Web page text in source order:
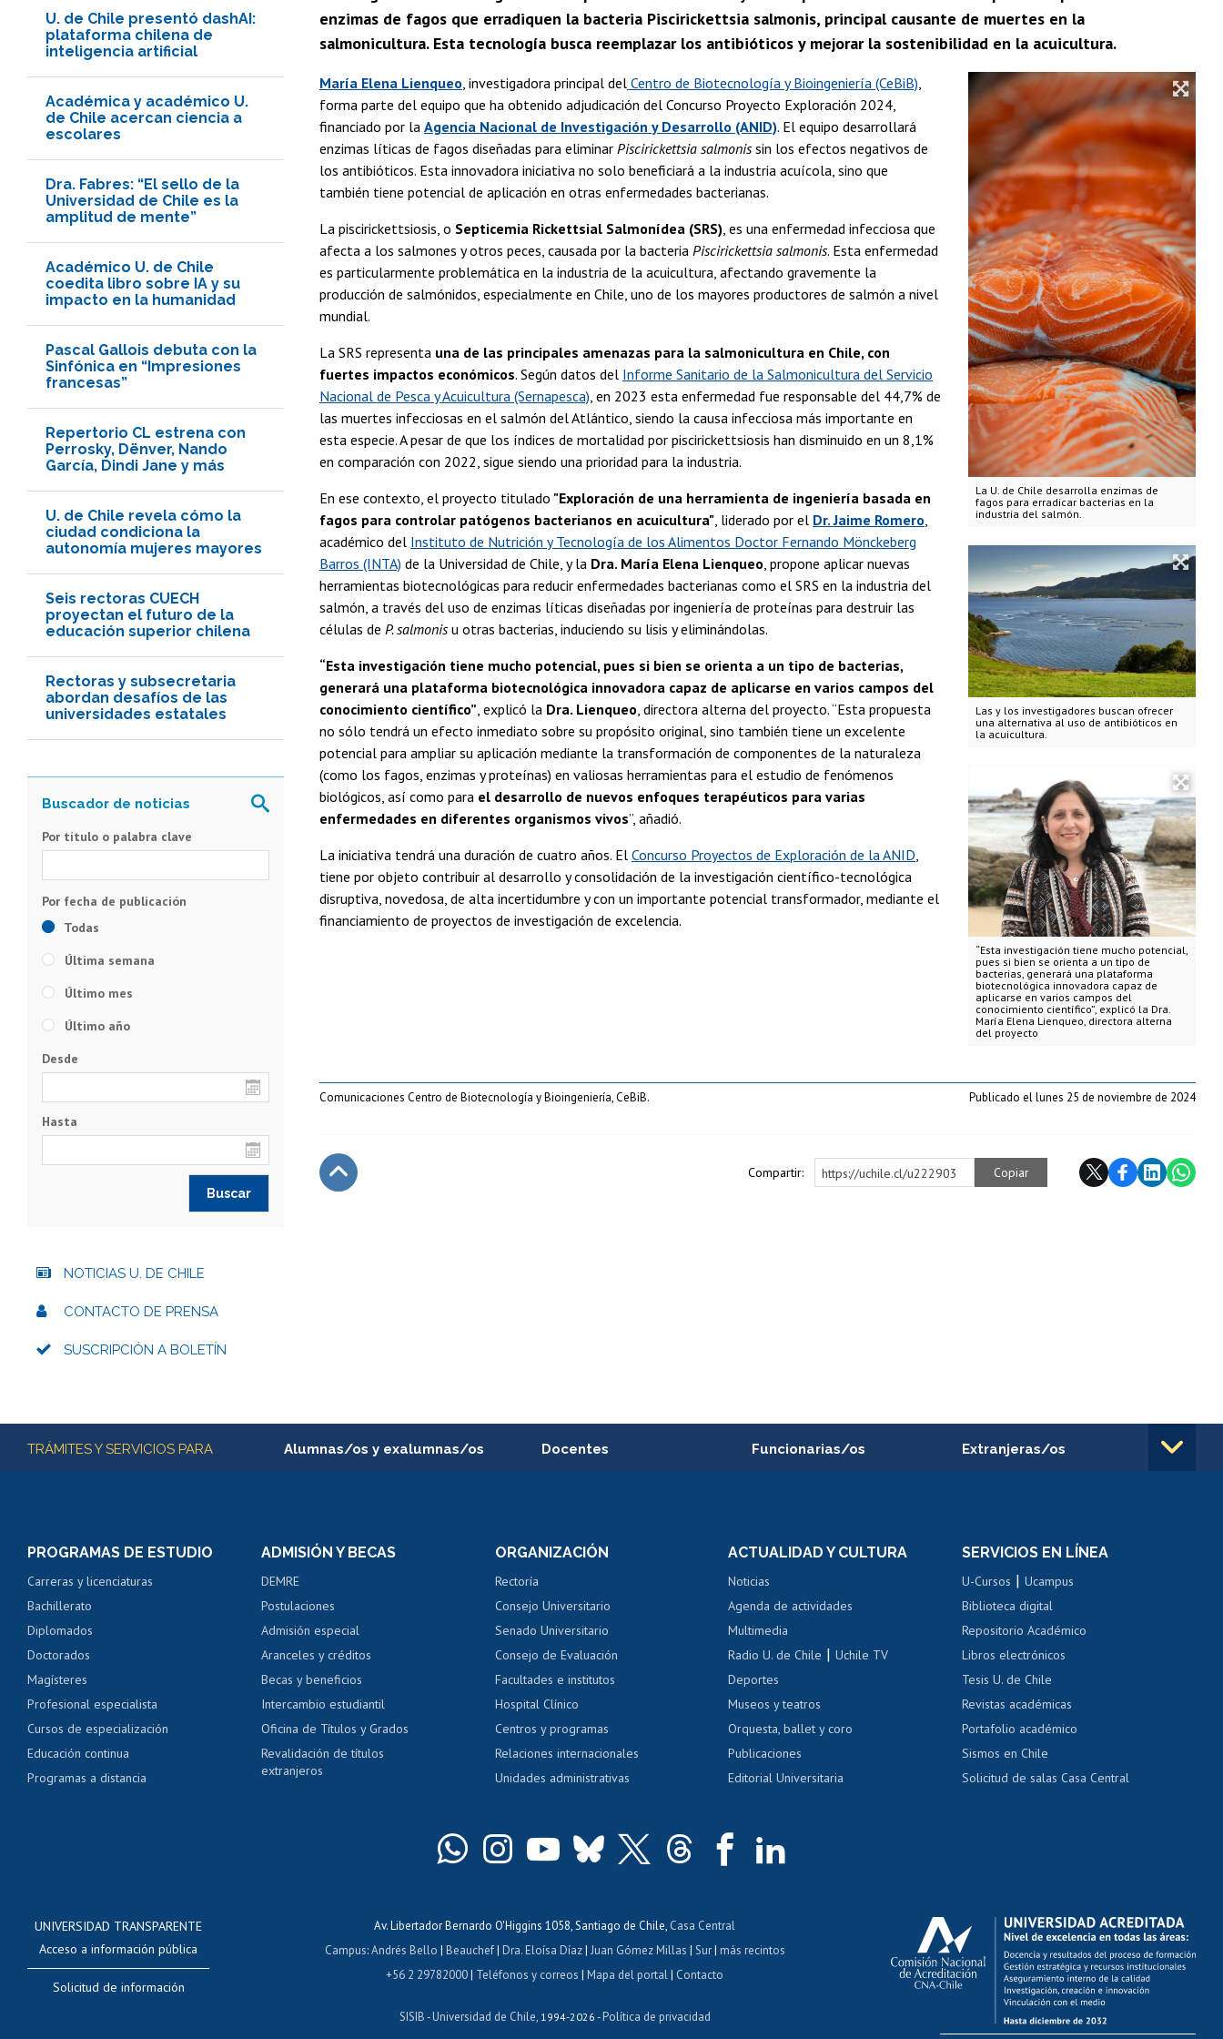
U. de Chile presentó dashAI:
plataforma chilena de
inteligencia artificial
Académica y académico U.
de Chile acercan ciencia a
escolares
Dra. Fabres: “El sello de la
Universidad de Chile es la
amplitud de mente”
Académico U. de Chile
coedita libro sobre IA y su
impacto en la humanidad
Pascal Gallois debuta con la
Sinfónica en “Impresiones
francesas”
Repertorio CL estrena con
Perrosky, Dënver, Nando
García, Dindi Jane y más
U. de Chile revela cómo la
ciudad condiciona la
autonomía mujeres mayores
Seis rectoras CUECH
proyectan el futuro de la
educación superior chilena
Rectoras y subsecretaria
abordan desafíos de las
universidades estatales
enzimas de fagos que erradiquen la bacteria Piscirickettsia salmonis, principal causante de muertes en la
salmonicultura. Esta tecnología busca reemplazar los antibióticos y mejorar la sostenibilidad en la acuicultura.
La U. de Chile desarrolla enzimas de
fagos para erradicar bacterias en la
industria del salmón.
Las y los investigadores buscan ofrecer
una alternativa al uso de antibióticos en
la acuicultura.
“Esta investigación tiene mucho potencial,
pues si bien se orienta a un tipo de
bacterias, generará una plataforma
biotecnológica innovadora capaz de
aplicarse en varios campos del
conocimiento científico”, explicó la Dra.
María Elena Lienqueo, directora alterna
del proyecto
María Elena Lienqueo , investigadora principal del Centro de Biotecnología y Bioingeniería (CeBiB)
forma parte del equipo que ha obtenido adjudicación del Concurso Proyecto Exploración 2024,
financiado por la Agencia Nacional de Investigación y Desarrollo (ANID). El equipo desarrollará
enzimas líticas de fagos diseñadas para eliminar Piscirickettsia salmonissin los efectos negativos de
los antibióticos. Esta innovadora iniciativa no solo beneficiará a la industria acuícola, sino que
también tiene potencial de aplicación en otras enfermedades bacterianas.
La piscirickettsiosis, o Septicemia Rickettsial Salmonídea (SRS) , es una enfermedad infecciosa que
afecta a los salmones y otros peces, causada por la bacteria Piscirickettsia salmonis. Esta enfermedad
es particularmente problemática en la industria de la acuicultura, afectando gravemente la
producción de salmónidos, especialmente en Chile, uno de los mayores productores de salmón a nivel
mundial.
La SRS representa una de las principales amenazas para la salmonicultura en Chile, con
fuertes impactos económicos. Según datos del Informe Sanitario de la Salmonicultura del Servicio
Nacional de Pesca y Acuicultura (Sernapesca) , en 2023 esta enfermedad fue responsable del 44,7% de
las muertes infecciosas en el salmón del Atlántico, siendo la causa infecciosa más importante en
esta especie. A pesar de que los índices de mortalidad por piscirickettsiosis han disminuido en un 8,1%
en comparación con 2022, sigue siendo una prioridad para la industria.
En ese contexto, el proyecto titulado "Exploración de una herramienta de ingeniería basada en
fagos para controlar patógenos bacterianos en acuicultura" , liderado por el Dr. Jaime Romero
académico del Instituto de Nutrición y Tecnología de los Alimentos Doctor Fernando Mönckeberg
Barros (INTA) de la Universidad de Chile, y la Dra. María Elena Lienqueo , propone aplicar nuevas
herramientas biotecnológicas para reducir enfermedades bacterianas como el SRS en la industria del
salmón, a través del uso de enzimas líticas diseñadas por ingeniería de proteínas para destruir las
células de P. salmonisu otras bacterias, induciendo su lisis y eliminándolas.
“Esta investigación tiene mucho potencial, pues si bien se orienta a un tipo de bacterias,
generará una plataforma biotecnológica innovadora capaz de aplicarse en varios campos del
conocimiento científico” , explicó la Dra. Lienqueo , directora alterna del proyecto. “Esta propuesta
no sólo tendrá un efecto inmediato sobre su propósito original, sino también tiene un excelente
potencial para ampliar su aplicación mediante la transformación de componentes de la naturaleza
(como los fagos, enzimas y proteínas) en valiosas herramientas para el estudio de fenómenos
biológicos, así como para el desarrollo de nuevos enfoques terapéuticos para varias
enfermedades en diferentes organismos vivos”, añadió.
La iniciativa tendrá una duración de cuatro años. El Concurso Proyectos de Exploración de la ANID
tiene por objeto contribuir al desarrollo y consolidación de la investigación científico-tecnológica
disruptiva, novedosa, de alta incertidumbre y con un importante potencial transformador, mediante el
financiamiento de proyectos de investigación de excelencia.
Comunicaciones Centro de Biotecnología y Bioingeniería, CeBiB. Publicado el lunes 25 de noviembre de 2024
Compartir: https://uchile.cl/u222903 Copiar
Por título o palabra clave
Todas
Última semana
Último mes
Último año
Desde
Hasta
NOTICIAS U. DE CHILE
CONTACTO DE PRENSA
SUSCRIPCIÓN A BOLETÍN
Más información
TRÁMITES Y SERVICIOS PARA Alumnas/os y exalumnas/os
Servicio médico y dental
Pago de arancel y crédito alumnos
Pago de arancel y crédito exalumnos
Certificado de títulos y grados
Docentes
Perfeccionamiento
Evaluación docente
Calificación académica
Postulación al AUCAI
Funcionarias/os
Portal de movilidad interna
Certificado de renta
Certificado de renta
Extranjeras/os
Cursos de español
Mi Uchile Ayuda tecnológica Tarjeta TUI Acoso laboral, sexual y violencia Denuncias administrativas
PROGRAMAS DE ESTUDIO
Carreras y licenciaturas
Bachillerato
Diplomados
Doctorados
Magísteres
Profesional especialista
Cursos de especialización
Educación continua
Programas a distancia
ADMISIÓN Y BECAS
DEMRE
Postulaciones
Admisión especial
Aranceles y créditos
Becas y beneficios
Intercambio estudiantil
Oficina de Títulos y Grados
Revalidación de títulos
extranjeros
ORGANIZACIÓN
Rectoría
Consejo Universitario
Senado Universitario
Consejo de Evaluación
Facultades e institutos
Hospital Clínico
Centros y programas
Relaciones internacionales
Unidades administrativas
ACTUALIDAD Y CULTURA
Noticias
Agenda de actividades
Multimedia
Radio U. de Chile |Uchile TV
Deportes
Museos y teatros
Orquesta, ballet y coro
Publicaciones
Editorial Universitaria
SERVICIOS EN LÍNEA
U-Cursos |Ucampus
Biblioteca digital
Repositorio Académico
Libros electrónicos
Tesis U. de Chile
Revistas académicas
Portafolio académico
Sismos en Chile
Solicitud de salas Casa Central
UNIVERSIDAD TRANSPARENTE
Acceso a información pública
Solicitud de información
Av. Libertador Bernardo O'Higgins 1058, Santiago de Chile, Casa Central
Campus:Andrés Bello | Beauchef| Dra. Eloísa Díaz| Juan Gómez Millas | Sur| más recintos
+56 2 29782000| Teléfonos y correos |Mapa del portal| Contacto
SISIB -Universidad de Chile , 1994-2026 -Política de privacidad